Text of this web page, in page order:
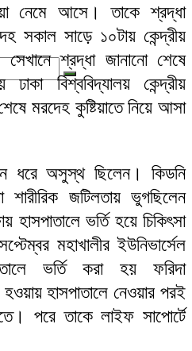
নেমে আসে। তাকে শ্রদ্ধা
সকাল সাড়ে ১০টায় কেন্দ্রীয়
শ্রদ্ধা জানানো শেষে
বিশ্ববিদ্যালয় কেন্দ্রীয়
মরদেহ কুষ্টিয়াতে নিয়ে আসা
ধরে অসুস্থ ছিলেন। কিডনি
শারীরিক জটিলতায় ভুগছিলেন
ভর্তি হয়ে চিকিৎসা
মহাখালীর ইউনিভার্সেল
ভর্তি করা হয় ফরিদা
হাসপাতালে নেওয়ার পরই
পরে তাকে লাইফ সাপোর্টে